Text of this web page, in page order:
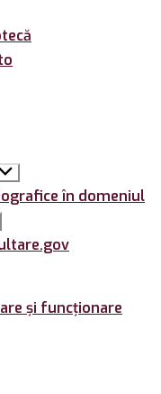
în domeniul
și funcționare